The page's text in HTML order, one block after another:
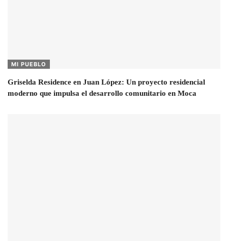
MI PUEBLO
Griselda Residence en Juan López: Un proyecto residencial
moderno que impulsa el desarrollo comunitario en Moca